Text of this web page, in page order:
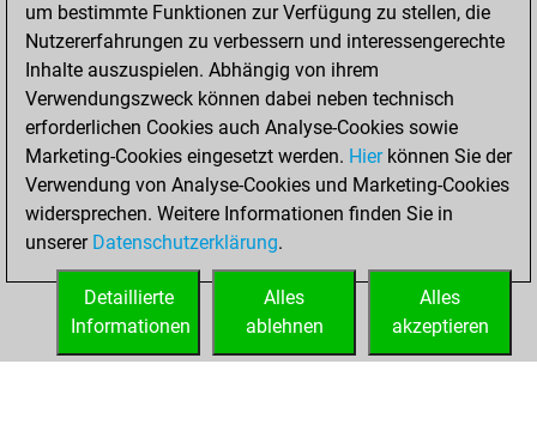
You played 2
blitz games
Play
You scored +0
=0 -2 in blitz
Mittwoch,
Dezember 1, 2021
You created
your Fritz account
um bestimmte Funktionen zur Verfügung zu stellen, die
Nutzererfahrungen zu verbessern und interessengerechte
Inhalte auszuspielen. Abhängig von ihrem
Verwendungszweck können dabei neben technisch
erforderlichen Cookies auch Analyse-Cookies sowie
Marketing-Cookies eingesetzt werden. Hierkönnen Sie der
Verwendung von Analyse-Cookies und Marketing-Cookies
widersprechen. Weitere Informationen finden Sie in
unserer Datenschutzerklärung.
Alles
akzeptieren
Alles
ablehnen
Detaillierte
Informationen